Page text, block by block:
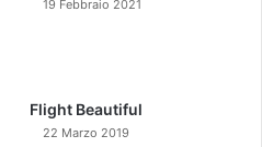
19 Febbraio 2021
Flight Beautiful
22 Marzo 2019